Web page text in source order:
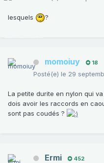
lesquels ?
momoiuy 18
Posté(e) le 29
La petite durite en nylon qui
dois avoir les raccords en
sont pas coudés ?
Ermi 452